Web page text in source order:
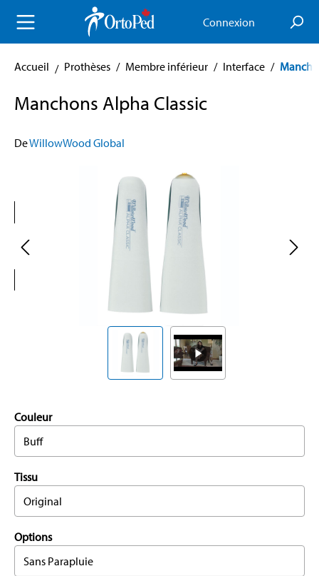
principal Connexion
Accueil Prothèses / Membre inférieur / Interface /
Manchons Alpha Classic
DeWillowWood Global
Couleur
Buff
Tissu
Original
Options
Sans Parapluie